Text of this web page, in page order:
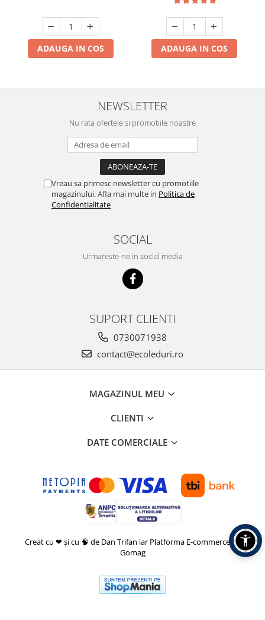
ADAUGA IN COS ADAUGA IN COS
NEWSLETTER
Nu rata ofertele si promotiile noastre
Vreau sa primesc newsletter cu promotiile
magazinului. Afla mai multe in Politica de
Confidentialitate
SOCIAL
Urmareste-ne in social media
SUPORT CLIENTI
0730071938
contact@ecoleduri.ro
MAGAZINUL MEU
CLIENTI
DATE COMERCIALE
Creat cu ❤ și cu 🧠 de Dan Trifan iar Platforma E-commerce by
Gomag